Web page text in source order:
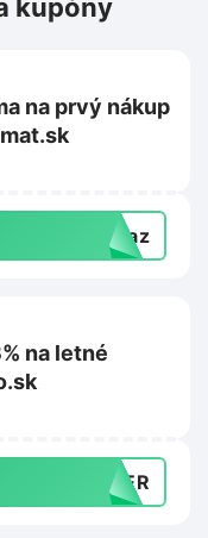
kupóny
na prvý nákup
dkaz
na letné
MBER